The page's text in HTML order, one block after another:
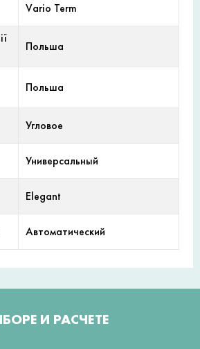
Vario Term
Польша
Польша
Угловое
Универсальный
Elegant
Автоматический
И РАСЧЕТЕ